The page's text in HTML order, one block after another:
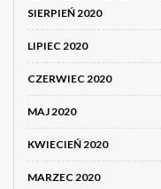
SIERPIEŃ 2020
LIPIEC 2020
CZERWIEC 2020
MAJ 2020
KWIECIEŃ 2020
MARZEC 2020